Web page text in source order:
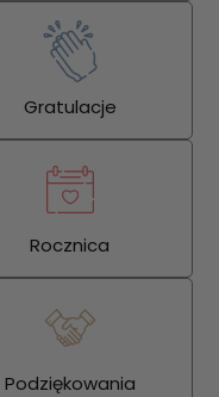
Gratulacje
Rocznica
Podziękowania